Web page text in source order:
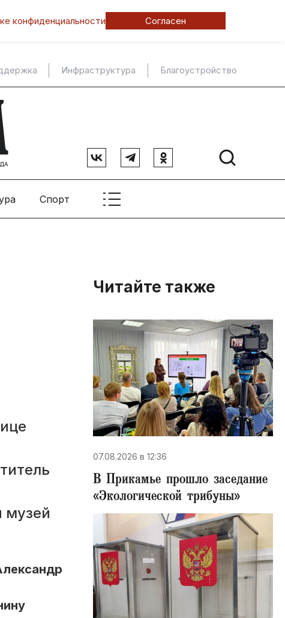
конфиденциальности Согласен
Инфраструктура Благоустройство
Спорт
музей
Читайте также
07.08.2026 в 12:36
В Прикамье прошло заседание
«Экологической трибуны»